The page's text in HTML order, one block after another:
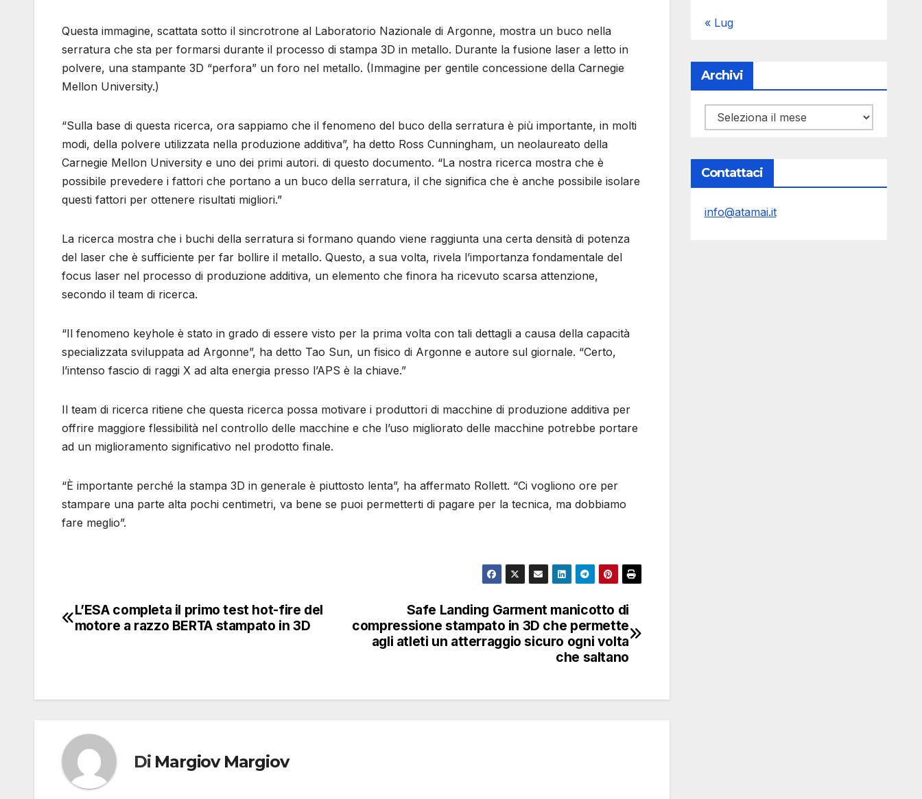
Questa immagine, scattata sotto il sincrotrone al Laboratorio Nazionale di Argonne, mostra un buco nella
serratura che sta per formarsi durante il processo di stampa 3D in metallo. Durante la fusione laser a letto in
polvere, una stampante 3D “perfora” un foro nel metallo. (Immagine per gentile concessione della Carnegie
Mellon University.)
“Sulla base di questa ricerca, ora sappiamo che il fenomeno del buco della serratura è più importante, in molti
modi, della polvere utilizzata nella produzione additiva”, ha detto Ross Cunningham, un neolaureato della
Carnegie Mellon University e uno dei primi autori. di questo documento. “La nostra ricerca mostra che è
possibile prevedere i fattori che portano a un buco della serratura, il che significa che è anche possibile isolare
questi fattori per ottenere risultati migliori.”
La ricerca mostra che i buchi della serratura si formano quando viene raggiunta una certa densità di potenza
del laser che è sufficiente per far bollire il metallo. Questo, a sua volta, rivela l’importanza fondamentale del
focus laser nel processo di produzione additiva, un elemento che finora ha ricevuto scarsa attenzione,
secondo il team di ricerca.
“Il fenomeno keyhole è stato in grado di essere visto per la prima volta con tali dettagli a causa della capacità
specializzata sviluppata ad Argonne”, ha detto Tao Sun, un fisico di Argonne e autore sul giornale. “Certo,
l’intenso fascio di raggi X ad alta energia presso l’APS è la chiave.”
Il team di ricerca ritiene che questa ricerca possa motivare i produttori di macchine di produzione additiva per
offrire maggiore flessibilità nel controllo delle macchine e che l’uso migliorato delle macchine potrebbe portare
ad un miglioramento significativo nel prodotto finale.
“È importante perché la stampa 3D in generale è piuttosto lenta”, ha affermato Rollett. “Ci vogliono ore per
stampare una parte alta pochi centimetri, va bene se puoi permetterti di pagare per la tecnica, ma dobbiamo
fare meglio”.
Navigazione
Safe Landing Garment manicotto di
compressione stampato in 3D che permette
agli atleti un atterraggio sicuro ogni volta
che saltano
L’ESA completa il primo test hot-fire del
motore a razzo BERTA stampato in 3D
Di Margiov Margiov
« Lug
Archivi
Archivi
Contattaci
info@atamai.it